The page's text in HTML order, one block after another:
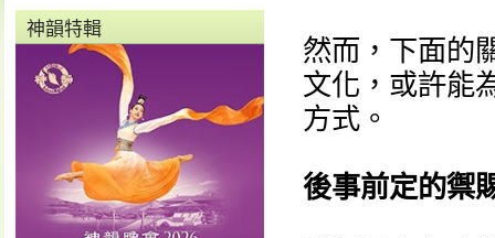
神韻特輯
然而，下面的
文化，或許能
方式。
後事前定的禦